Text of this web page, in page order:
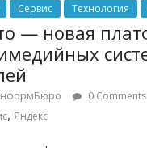
Сервис Технология
— новая
0 Comments
,Яндекс